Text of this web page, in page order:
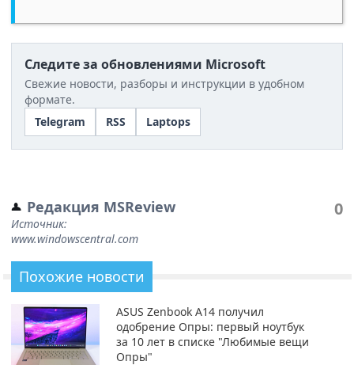
Следите за обновлениями Microsoft
Свежие новости, разборы и инструкции в удобном
формате.
Telegram
RSS Laptops
Редакция MSReview
Источник:
www.windowscentral.com
0
Похожие новости
ASUS Zenbook A14 получил
одобрение Опры: первый ноутбук
за 10 лет в списке "Любимые вещи
Опры"